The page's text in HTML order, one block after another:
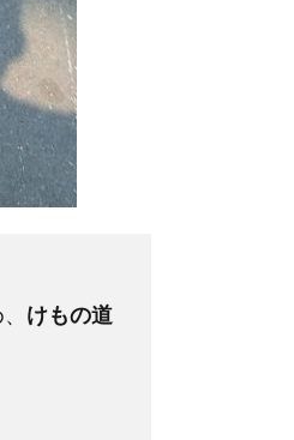
けもの道